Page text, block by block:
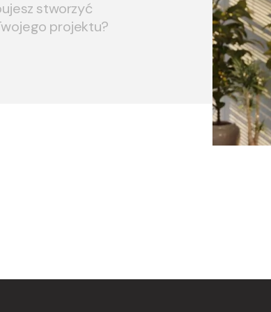
stworzyć
projektu?